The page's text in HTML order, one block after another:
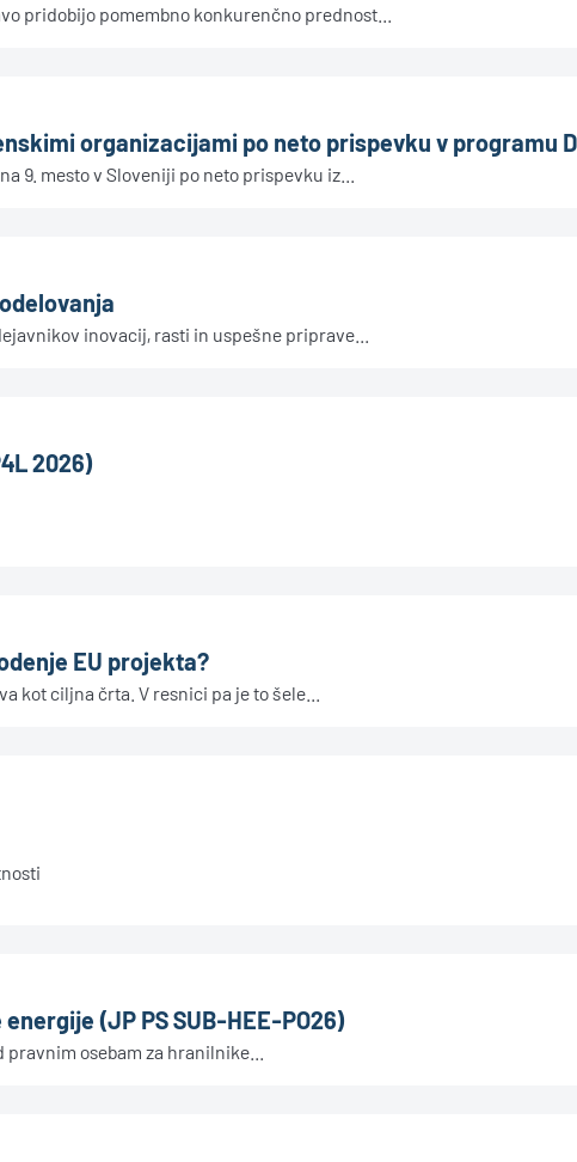
pridobijo pomembno konkurenčno prednost...
organizacijami po neto prispevku v programu
9. mesto v Sloveniji po neto prispevku iz...
inovacij, rasti in uspešne priprave...
2026)
EU projekta?
kot ciljna črta. V resnici pa je to šele...
(JP PS SUB-HEE-PO26)
osebam za hranilnike...